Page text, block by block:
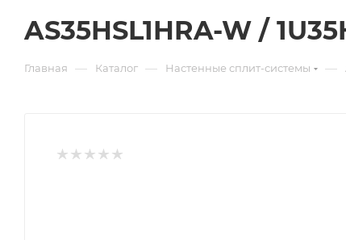
AS35HSL1HRA-W /
Главная — Каталог — Настенные сплит-системы —